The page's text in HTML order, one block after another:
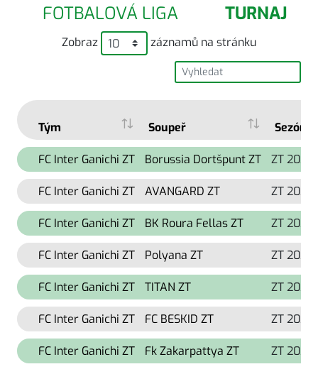
FOTBALOVÁ LIGA
TURNAJ
Zobraz záznamů na stránku
Tým Soupeř Sezóna
FC Inter Ganichi ZT Borussia Dortšpunt ZT ZT 2026
FC Inter Ganichi ZT AVANGARD ZT ZT 2026
FC Inter Ganichi ZT BK Roura Fellas ZT ZT 2026
FC Inter Ganichi ZT Polyana ZT ZT 2026
FC Inter Ganichi ZT TITAN ZT ZT 2026
FC Inter Ganichi ZT FC BESKID ZT ZT 2026
FC Inter Ganichi ZT Fk Zakarpattya ZT ZT 2026